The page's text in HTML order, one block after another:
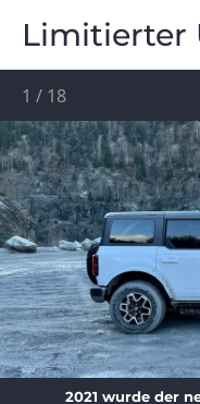
Limitierter
2021 wurde der
1 / 18